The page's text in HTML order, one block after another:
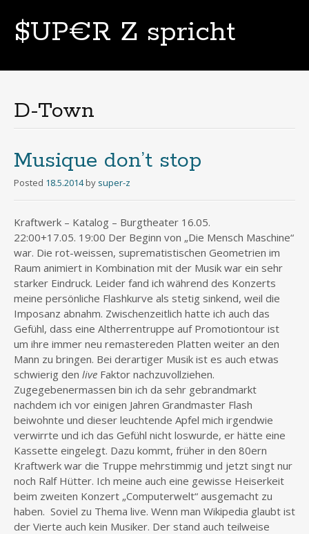
$UP€R Z spricht
D-Town
Musique don’t stop
Posted 18.5.2014 by super-z
Kraftwerk – Katalog – Burgtheater 16.05.
22:00+17.05. 19:00 Der Beginn von „Die Mensch Maschine“
war. Die rot-weissen, suprematistischen Geometrien im
Raum animiert in Kombination mit der Musik war ein sehr
starker Eindruck. Leider fand ich während des Konzerts
meine persönliche Flashkurve als stetig sinkend, weil die
Imposanz abnahm. Zwischenzeitlich hatte ich auch das
Gefühl, dass eine Altherrentruppe auf Promotiontour ist
um ihre immer neu remastereden Platten weiter an den
Mann zu bringen. Bei derartiger Musik ist es auch etwas
schwierig den live Faktor nachzuvollziehen.
Zugegebenermassen bin ich da sehr gebrandmarkt
nachdem ich vor einigen Jahren Grandmaster Flash
beiwohnte und dieser leuchtende Apfel mich irgendwie
verwirrte und ich das Gefühl nicht loswurde, er hätte eine
Kassette eingelegt. Dazu kommt, früher in den 80ern
Kraftwerk war die Truppe mehrstimmig und jetzt singt nur
noch Ralf Hütter. Ich meine auch eine gewisse Heiserkeit
beim zweiten Konzert „Computerwelt“ ausgemacht zu
haben. Soviel zu Thema live. Wenn man Wikipedia glaubt ist
der Vierte auch kein Musiker. Der stand auch teilweise